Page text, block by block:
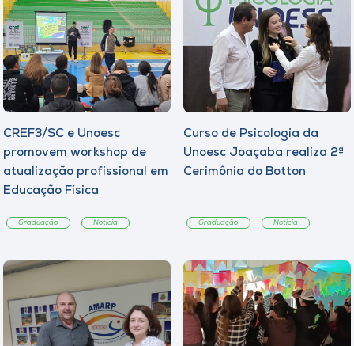
CREF3/SC e Unoesc
promovem workshop de
atualização profissional em
Educação Física
Graduação Notícia
Curso de Psicologia da
Unoesc Joaçaba realiza 2ª
Cerimônia do Botton
Graduação Notícia